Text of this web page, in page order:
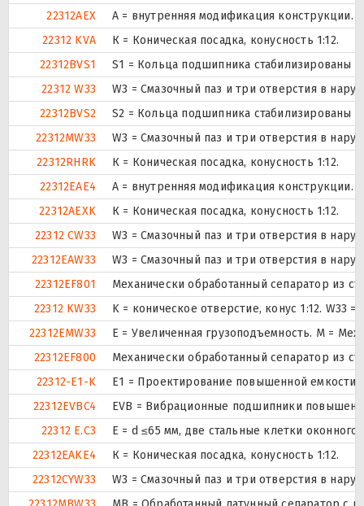
22312AEX
A = внутренняя модификация конструкции.
22312 KVA
К = Коническая посадка, конусность 1:12.
22312BVS1
S1 = Кольца подшипника стабилизированы
22312 W33
W3 = Смазочный паз и три отверстия в
22312BVS2
S2 = Кольца подшипника стабилизированы
22312MW33
W3 = Смазочный паз и три отверстия в
22312RHRK
К = Коническая посадка, конусность 1:12.
22312EAE4
A = внутренняя модификация конструкции.
22312AEXK
К = Коническая посадка, конусность 1:12.
22312 CW33
W3 = Смазочный паз и три отверстия в
22312EAW33
W3 = Смазочный паз и три отверстия в
22312EF801
Механически обработанный сепаратор из
22312 KW33
K = коническое отверстие, конус 1:12.
22312EMW33
E = Увеличенная грузоподъемность. М =
22312EF800
Механически обработанный сепаратор из
22312-E1-K
E1 = Проектирование повышенной емкости.
22312EVBC4
EVB = Вибрационные подшипники
22312 E.C3
E = d ≤65 мм, две стальные клетки
22312EAKE4
К = Коническая посадка, конусность 1:12.
22312CYW33
W3 = Смазочный паз и три отверстия в